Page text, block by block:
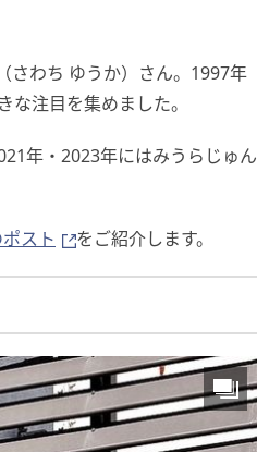
さわち ゆうか）さん。1997年
注目を集めました。
年・2023年にはみうらじゅん
スト をご紹介します。